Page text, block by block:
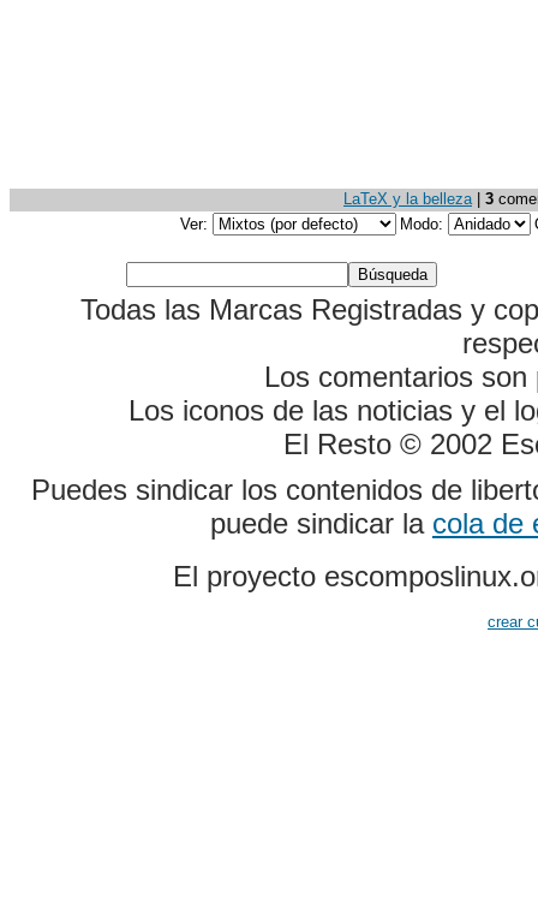
LaTeX y la belleza| 3
Ver:
Modo:
Todas las Marcas Registradas y
Los comentarios
Los iconos de las noticias y el
El Resto © 2002
Puedes sindicar los contenidos de
puede sindicar la cola de
El proyecto
crear